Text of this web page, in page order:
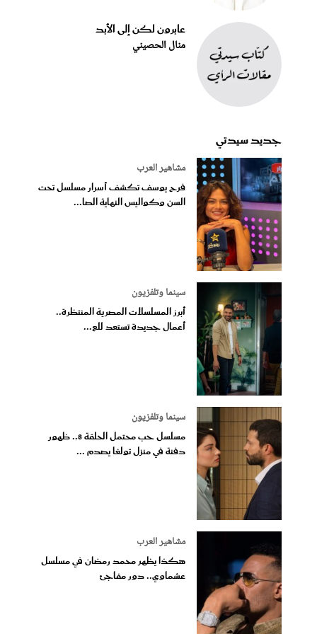
عابرون لكن إلى الأبد
منال الحصيني
جديد سيدتي
مشاهير العرب
فرح يوسف تكشف أسرار مسلسل تحت
السن وكواليس النهاية الصا...
سينما وتلفزيون
أبرز المسلسلات المصرية المنتظرة..
أعمال جديدة تستعد للع...
سينما وتلفزيون
مسلسل حب محتمل الحلقة 8.. ظهور
دفنة في منزل تولغا يصدم ...
مشاهير العرب
هكذا يظهر محمد رمضان في مسلسل
عشماوي.. دور مفاجئ